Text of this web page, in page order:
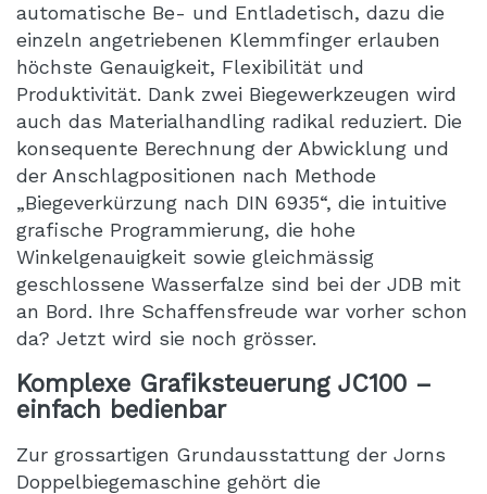
automatische Be- und Entladetisch, dazu die
einzeln angetriebenen Klemmfinger erlauben
höchste Genauigkeit, Flexibilität und
Produktivität. Dank zwei Biegewerkzeugen wird
auch das Materialhandling radikal reduziert. Die
konsequente Berechnung der Abwicklung und
der Anschlagpositionen nach Methode
„Biegeverkürzung nach DIN 6935“, die intuitive
grafische Programmierung, die hohe
Winkelgenauigkeit sowie gleichmässig
geschlossene Wasserfalze sind bei der JDB mit
an Bord. Ihre Schaffensfreude war vorher schon
da? Jetzt wird sie noch grösser.
Komplexe Grafiksteuerung JC100 –
einfach bedienbar
Zur grossartigen Grundausstattung der Jorns
Doppelbiegemaschine gehört die